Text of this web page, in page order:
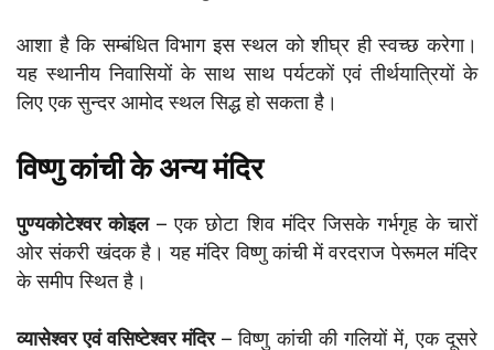
आशा है कि सम्बंधित विभाग इस स्थल को शीघ्र ही स्वच्छ करेगा।
यह स्थानीय निवासियों के साथ साथ पर्यटकों एवं तीर्थयात्रियों के
लिए एक सुन्दर आमोद स्थल सिद्ध हो सकता है।
विष्णु कांची के अन्य मंदिर
पुण्यकोटेश्वर कोइल– एक छोटा शिव मंदिर जिसके गर्भगृह के चारों
ओर संकरी खंदक है। यह मंदिर विष्णु कांची में वरदराज पेरूमल मंदिर
के समीप स्थित है।
व्यासेश्वर एवं वसिष्टेश्वर मंदिर– विष्णु कांची की गलियों में, एक दूसरे